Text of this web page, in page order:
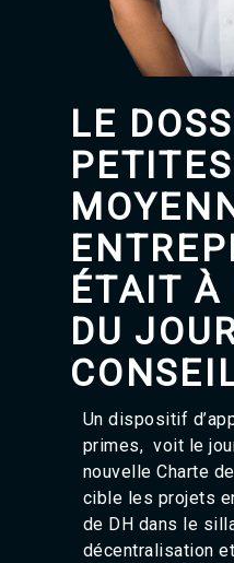
LE
ÉTAIT À
DU
Un dispositif
primes, voit le
nouvelle Charte
cible les projets
de DH dans le
décentralisation